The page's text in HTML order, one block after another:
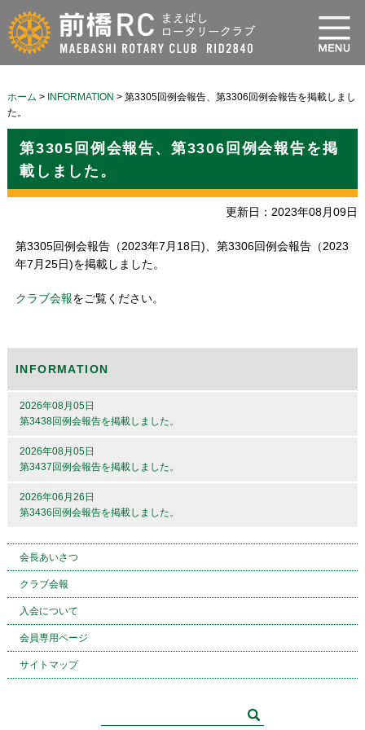
ホーム > INFORMATION > 第3305回例会報告、第3306回例会報告を掲載しまし
た。
第3305回例会報告、第3306回例会報告を掲
載しました。
更新日：2023年08月09日
第3305回例会報告（2023年7月18日)、第3306回例会報告（2023
年7月25日)を掲載しました。
クラブ会報をご覧ください。
INFORMATION
2026年08月05日
第3438回例会報告を掲載しました。
2026年08月05日
第3437回例会報告を掲載しました。
2026年06月26日
第3436回例会報告を掲載しました。
会長あいさつ
クラブ会報
入会について
会員専用ページ
サイトマップ